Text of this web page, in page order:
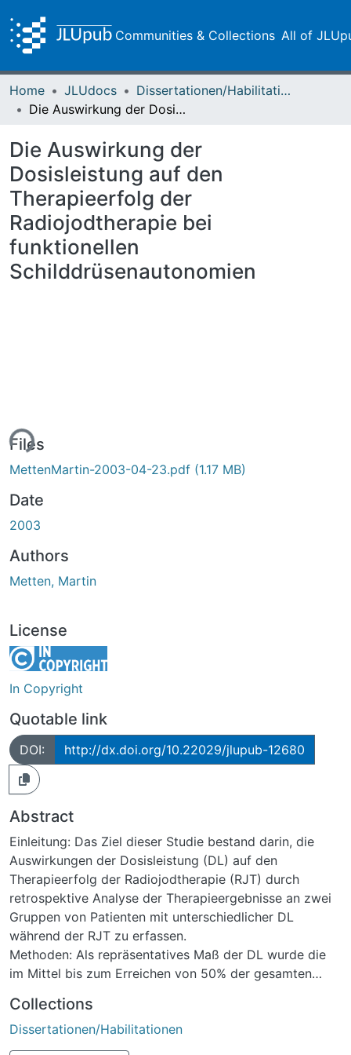
Communities & Collections All of
Home JLUdocs
Dissertationen/Habilitationen
Die Auswirkung der Dosisleistung auf den Therapieerfolg der Radiojodtherapie bei funktionellen Schilddrüsenautonomien
Die Auswirkung der
Dosisleistung auf den
Therapieerfolg der
Radiojodtherapie bei
funktionellen
Schilddrüsenautonomien
Files
MettenMartin-2003-04-23.pdf (1.17 MB)
Date
2003
Authors
Metten, Martin
License
In Copyright
Quotable link
DOI: http://dx.doi.org/10.22029/jlupub-12680
Abstract
Einleitung: Das Ziel dieser Studie bestand darin, die
Auswirkungen der Dosisleistung (DL) auf den
Therapieerfolg der Radiojodtherapie (RJT) durch
retrospektive Analyse der Therapieergebnisse an zwei
Gruppen von Patienten mit unterschiedlicher DL
während der RJT zu erfassen.
Methoden: Als repräsentatives Maß der DL wurde die
im Mittel bis zum Erreichen von 50% der gesamten
einem Gesamtpool von 820 Patienten wurden 90
Patienten mit uni- oder multifokaler
Schilddrüsenautonomie und erreichten Herddosen
Collections
Dissertationen/Habilitationen